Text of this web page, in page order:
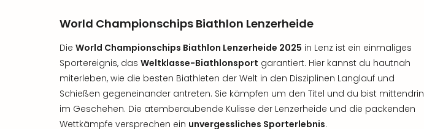
World Championschips Biathlon Lenzerheide
Die World Championschips Biathlon Lenzerheide 2025 in Lenz ist ein einmaliges
Sportereignis, das Weltklasse-Biathlonsport garantiert. Hier kannst du hautnah
miterleben, wie die besten Biathleten der Welt in den Disziplinen Langlauf und
Schießen gegeneinander antreten. Sie kämpfen um den Titel und du bist mittendrin
im Geschehen. Die atemberaubende Kulisse der Lenzerheide und die packenden
Wettkämpfe versprechen ein unvergessliches Sporterlebnis.